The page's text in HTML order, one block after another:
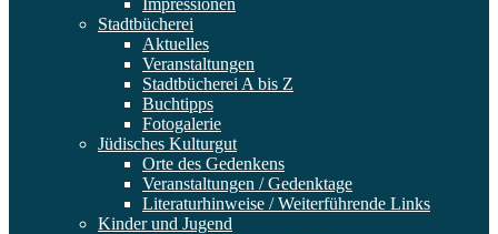
Impressionen
Stadtbücherei
Aktuelles
Veranstaltungen
Stadtbücherei A bis Z
Buchtipps
Fotogalerie
Jüdisches Kulturgut
Orte des Gedenkens
Veranstaltungen / Gedenktage
Literaturhinweise / Weiterführende Links
Kinder und Jugend